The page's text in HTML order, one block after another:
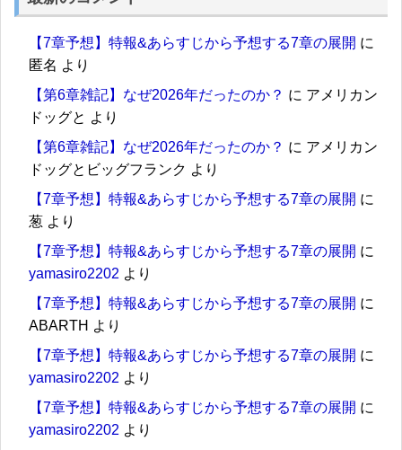
【7章予想】特報&あらすじから予想する7章の展開 に
匿名 より
【第6章雑記】なぜ2026年だったのか？ に アメリカン
ドッグと より
【第6章雑記】なぜ2026年だったのか？ に アメリカン
ドッグとビッグフランク より
【7章予想】特報&あらすじから予想する7章の展開 に
葱 より
【7章予想】特報&あらすじから予想する7章の展開 に
yamasiro2202 より
【7章予想】特報&あらすじから予想する7章の展開 に
ABARTH より
【7章予想】特報&あらすじから予想する7章の展開 に
yamasiro2202 より
【7章予想】特報&あらすじから予想する7章の展開 に
yamasiro2202 より